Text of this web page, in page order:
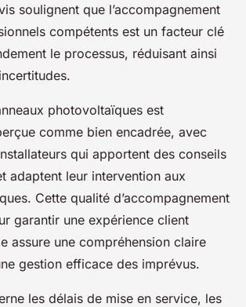
soulignent que l’accompagnement
compétents est un facteur clé
le processus, réduisant ainsi
photovoltaïques est
comme bien encadrée, avec
qui apportent des conseils
adaptent leur intervention aux
Cette qualité d’accompagnement
garantir une expérience client
assure une compréhension claire
gestion efficace des imprévus.
les délais de mise en service, les